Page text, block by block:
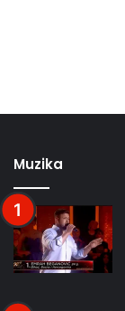
Muzika